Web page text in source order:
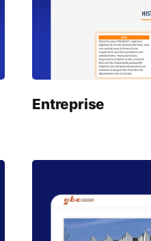
Entreprise